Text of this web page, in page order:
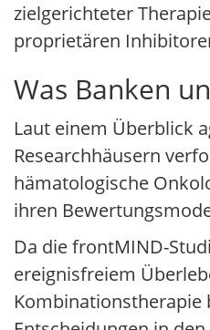
zielgerichteter
proprietären
Was Banken
Laut einem Überblick
Researchhäusern
hämatologische
ihren
Da die frontMIND-
ereignisfreiem
Kombinationstherapie